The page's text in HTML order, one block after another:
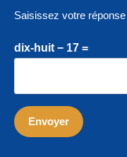
Saisissez votre
dix-huit − 17 =